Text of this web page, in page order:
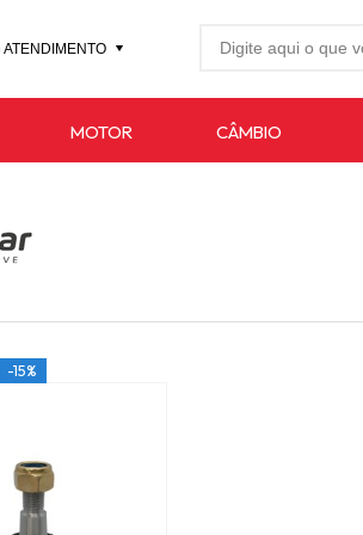
ATENDIMENTO
(47) 3027-4733
MOTOR CÂMBIO
-15%